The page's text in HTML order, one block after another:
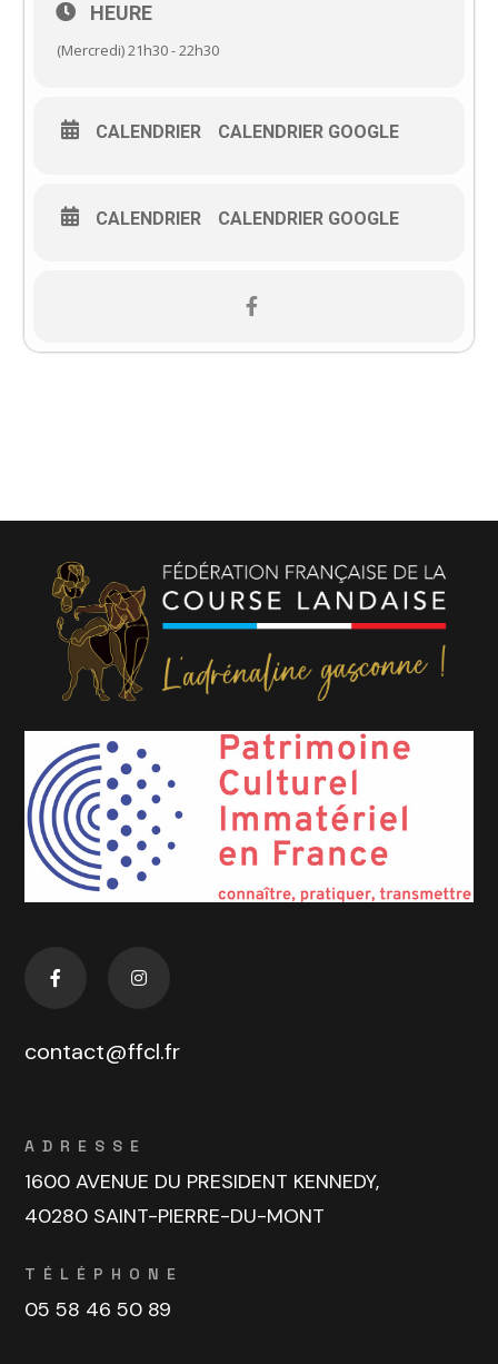
HEURE
(Mercredi) 21h30 - 22h30
CALENDRIER CALENDRIER GOOGLE
CALENDRIER CALENDRIER GOOGLE
contact@ffcl.fr
ADRESSE
1600 AVENUE DU PRESIDENT KENNEDY,
40280 SAINT-PIERRE-DU-MONT
TÉLÉPHONE
05 58 46 50 89